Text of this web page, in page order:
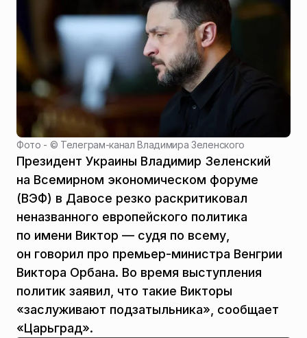
Фото - © Телеграм-канал Владимира Зеленского
Президент Украины Владимир Зеленский
на Всемирном экономическом форуме
(ВЭФ) в Давосе резко раскритиковал
неназванного европейского политика
по имени Виктор — судя по всему,
он говорил про премьер-министра Венгрии
Виктора Орбана. Во время выступления
политик заявил, что такие Викторы
«заслуживают подзатыльника», сообщает
«Царьград».